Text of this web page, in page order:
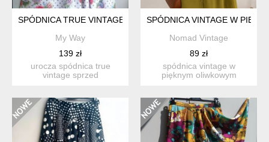
SPÓDNICA TRUE VINTAGE
My Way
139 zł
urocza spódnica true
vintage sprzed
SPÓDNICA VINTAGE W
Nomad Vintage
89 zł
spódnica vintage w
pięknym oliwkowym